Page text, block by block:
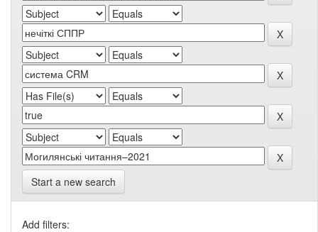
Start a new search
Add filters: